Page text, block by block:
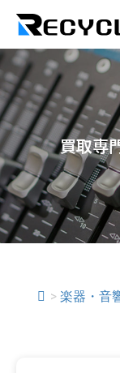
買取専
> 楽器・音